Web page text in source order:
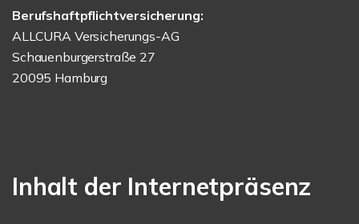
Berufshaftpflichtversicherung:
ALLCURA Versicherungs-AG
Schauenburgerstraße 27
20095 Hamburg
Inhalt der Internetpräsenz